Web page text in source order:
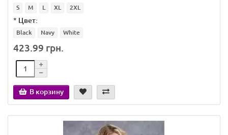
S M L XL 2XL
* Цвет:
Black Navy White
423.99 грн.
В корзину